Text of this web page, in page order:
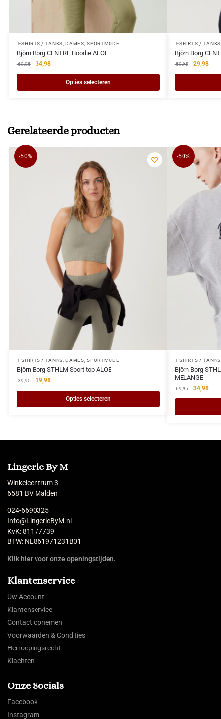
T-SHIRTS / TANKS ,DAMES ,SPORTMODE
Björn Borg CENTRE Hoodie ALOE
69,95 34,98
Opties selecteren
T-SHIRTS / TANKS
Björn Borg
59,95 29,98
Gerelateerde producten
-50%
T-SHIRTS / TANKS ,DAMES ,SPORTMODE
Björn Borg STHLM Sport top ALOE
39,95 19,98
Opties selecteren
-50%
T-SHIRTS / TANKS
Björn Borg
MELANGE
69,95 34,98
Lingerie By M
Winkelcentrum 3
6581 BV Malden
024-6690325
Info@LingerieByM.nl
KvK: 81177739
BTW: NL861971231B01
Klik hier voor onze openingstijden.
Klantenservice
Uw Account
Klantenservice
Contact opnemen
Voorwaarden & Condities
Herroepingsrecht
Klachten
Onze Socials
Facebook
Instagram